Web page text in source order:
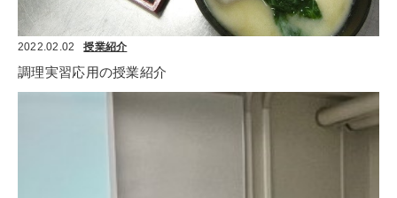
2022.02.02 授業紹介
調理実習応用の授業紹介